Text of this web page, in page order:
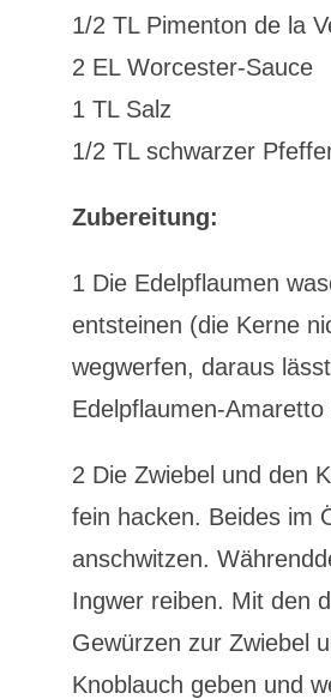
1/2 TL Pimenton de la
2 EL Worcester-Sauce
1 TL Salz
1/2 TL schwarzer
Zubereitung:
1 Die Edelpflaumen
entsteinen (die Kerne
wegwerfen, daraus
Edelpflaumen-Amaretto
2 Die Zwiebel und den
fein hacken. Beides im
anschwitzen.
Ingwer reiben. Mit den
Gewürzen zur Zwiebel
Knoblauch geben und